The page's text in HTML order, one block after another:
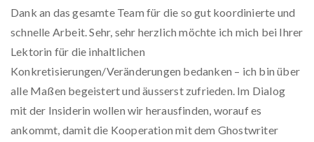
Dank an das gesamte Team für die so gut koordinierte und
schnelle Arbeit. Sehr, sehr herzlich möchte ich mich bei Ihrer
Lektorin für die inhaltlichen
Konkretisierungen/Veränderungen bedanken – ich bin über
alle Maßen begeistert und äusserst zufrieden. Im Dialog
mit der Insiderin wollen wir herausfinden, worauf es
ankommt, damit die Kooperation mit dem Ghostwriter